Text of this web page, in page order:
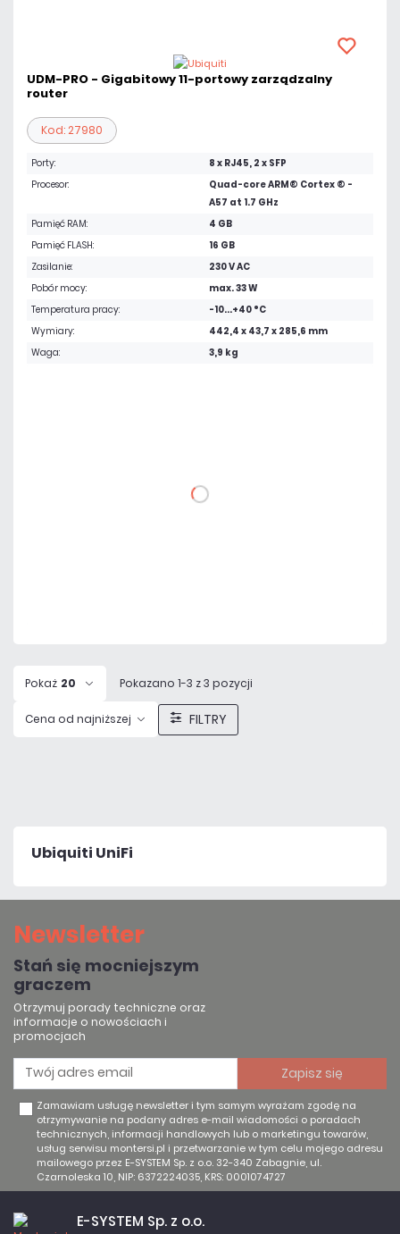
UDM-PRO - Gigabitowy 11-portowy zarządzalny
router
Kod: 27980
Porty:
8 x RJ45, 2 x SFP
Procesor:
Quad-core ARM® Cortex ® -
A57 at 1.7 GHz
Pamięć RAM:
4 GB
Pamięć FLASH:
16 GB
Zasilanie:
230 V AC
Pobór mocy:
max. 33 W
Temperatura pracy:
-10...+40 °C
Wymiary:
442,4 x 43,7 x 285,6 mm
Waga:
3,9 kg
DO KOSZYKA
Pokaż 20 Pokazano 1-3 z 3 pozycji
Cena od najniższej FILTRY
Ubiquiti UniFi
Newsletter
Stań się mocniejszym
graczem
Otrzymuj porady techniczne oraz
informacje o nowościach i
promocjach
Zamawiam usługę newsletter i tym samym wyrażam zgodę na
otrzymywanie na podany adres e-mail wiadomości o poradach
technicznych, informacji handlowych lub o marketingu towarów,
usług serwisu montersi.pl i przetwarzanie w tym celu mojego adresu
mailowego przez E-SYSTEM Sp. z o.o. 32-340 Zabagnie, ul.
Czarnoleska 10, NIP: 6372224035, KRS: 0001074727
E-SYSTEM Sp. z o.o.